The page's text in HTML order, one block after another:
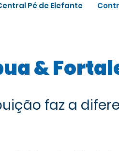
Pé de Elefante
&
faz a